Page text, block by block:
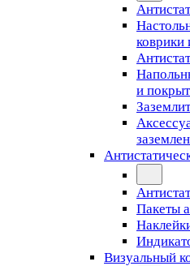
коврики
и
Пакеты
Визуальный